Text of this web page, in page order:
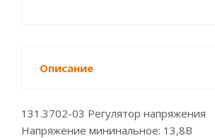
Описание
131.3702-03 Регулятор напряжения
Напряжение мининальное: 13,8В